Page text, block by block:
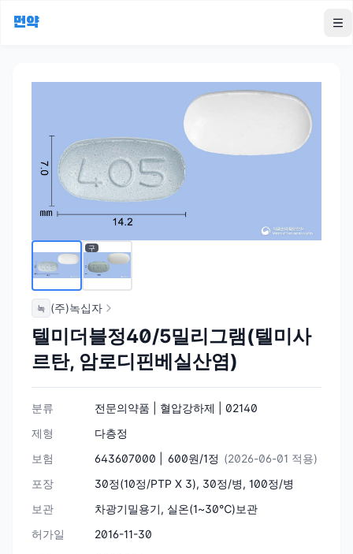
먼약
구
녹 (주)녹십자
텔미더블정40/5밀리그램(텔미사
르탄, 암로디핀베실산염)
분류
전문의약품 | 혈압강하제 | 02140
제형
다층정
보험
643607000 | 600원/1정 (2026-06-01 적용)
포장
30정(10정/PTP X 3), 30정/병, 100정/병
보관
차광기밀용기, 실온(1~30℃)보관
허가일
2016-11-30